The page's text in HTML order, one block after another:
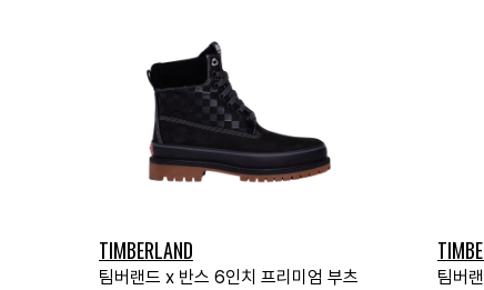
TIMBERLAND
팀버랜드 x 반스 6인치 프리미엄 부츠
팀버